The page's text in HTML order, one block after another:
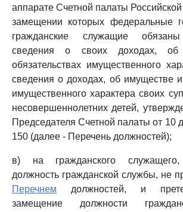
аппарате Счетной палаты
замещении которых федеральные
гражданские служащие обязаны
сведения о своих доходах,
обязательствах имущественного
сведения о доходах, об имуществе и
имущественного характера своих
несовершеннолетних детей,
Председателя Счетной палаты от 10
150 (далее - Перечень должностей);
в) на гражданского
должность гражданской службы, не
Перечнем должностей, и
замещение должности